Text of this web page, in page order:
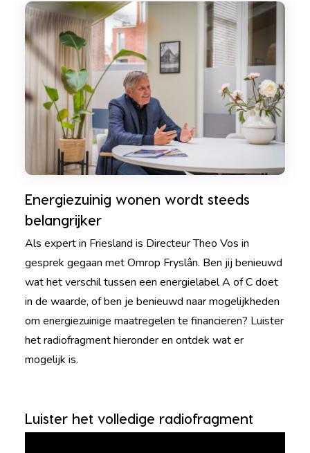
Energiezuinig wonen wordt steeds
belangrijker
Als expert in Friesland is Directeur Theo Vos in
gesprek gegaan met Omrop Fryslân. Ben jij benieuwd
wat het verschil tussen een energielabel A of C doet
in de waarde, of ben je benieuwd naar mogelijkheden
om energiezuinige maatregelen te financieren? Luister
het radiofragment hieronder en ontdek wat er
mogelijk is.
Luister het volledige radiofragment